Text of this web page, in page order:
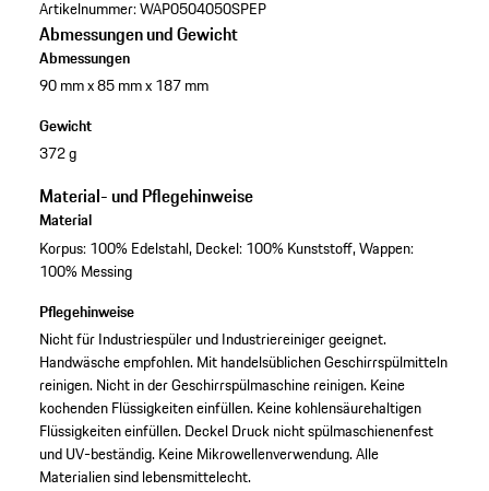
Artikelnummer:WAP0504050SPEP
Abmessungen und Gewicht
Abmessungen
90 mm x 85 mm x 187 mm
Gewicht
372 g
Material- und Pflegehinweise
Material
Korpus: 100% Edelstahl, Deckel: 100% Kunststoff, Wappen:
100% Messing
Pflegehinweise
Nicht für Industriespüler und Industriereiniger geeignet.
Handwäsche empfohlen. Mit handelsüblichen Geschirrspülmitteln
reinigen. Nicht in der Geschirrspülmaschine reinigen. Keine
kochenden Flüssigkeiten einfüllen. Keine kohlensäurehaltigen
Flüssigkeiten einfüllen. Deckel Druck nicht spülmaschienenfest
und UV-beständig. Keine Mikrowellenverwendung. Alle
Materialien sind lebensmittelecht.